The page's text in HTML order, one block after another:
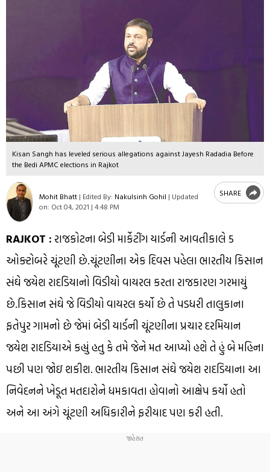
Kisan Sangh has leveled serious allegations against Jayesh Radadia Before
the Bedi APMC elections in Rajkot
Mohit Bhatt | Edited By: Nakulsinh Gohil | Updated
on: Oct 04, 2021 | 4:48 PM
SHARE
RAJKOT :રાજકોટના બેડી માર્કેટીંગ યાર્ડની આવતીકાલે 5
ઓક્ટોબરે ચૂંટણી છે.ચૂંટણીના એક દિવસ પહેલા ભારતીય કિસાન
સંઘે જયેશ રાદડિયાનો વિડીયો વાયરલ કરતા રાજકારણ ગરમાયું
છે.કિસાન સંઘે જે વિડીયો વાયરલ કર્યો છે તે પડધરી તાલુકાના
ફતેપુર ગામનો છે જેમાં બેડી યાર્ડની ચૂંટણીના પ્રચાર દરમિયાન
જયેશ રાદડિયાએ કહ્યું હતુ કે તમે જેને મત આપ્યો હશે તે હું બે મહિના
પછી પણ જોઇ શકીશ. ભારતીય કિસાન સંઘે જયેશ રાદડિયાના આ
નિવેદનને ખેડૂત મતદારોને ધમકાવતા હોવાનો આક્ષેપ કર્યો હતો
અને આ અંગે ચૂંટણી અધિકારીને ફરીયાદ પણ કરી હતી.